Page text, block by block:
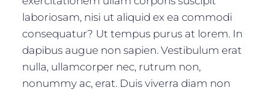
laboriosam, nisi ut aliquid ex ea commodi
consequatur? Ut tempus purus at lorem. In
dapibus augue non sapien. Vestibulum erat
nulla, ullamcorper nec, rutrum non,
nonummy ac, erat. Duis viverra diam non